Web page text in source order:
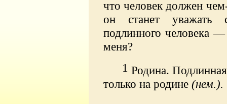
что человек должен
он станет уважать
подлинного человека
меня?
1 Родина.
только на родине (нем.).